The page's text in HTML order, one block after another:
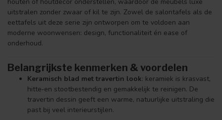
houten of houtdecor onderstellen, waardoor de meubels luxe
uitstralen zonder zwaar of kil te zijn. Zowel de salontafels als de
eettafels uit deze serie zijn ontworpen om te voldoen aan
moderne woonwensen: design, functionaliteit én ease of
onderhoud.
Belangrijkste kenmerken & voordelen
Keramisch blad met travertin look: keramiek is krasvast,
hitte‑en stootbestendig en gemakkelijk te reinigen. De
travertin dessin geeft een warme, natuurlijke uitstraling die
past bij veel interieurstijlen.